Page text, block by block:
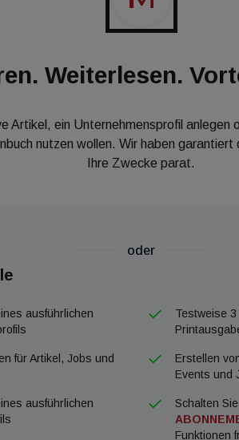
Weiterlesen.
Artikel, ein Unternehmensprofil anlegen
nutzen wollen. Wir haben
Ihre Zwecke parat.
oder
ausführlichen
Testweise
für Artikel, Jobs und
Erstellen
Events und
ausführlichen
Schalten
Funktionen